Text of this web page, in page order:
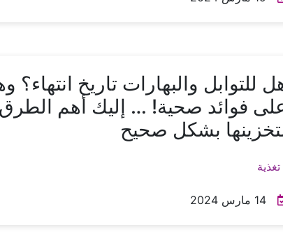
للتوابل والبهارات تاريخ انتهاء؟
فوائد صحية! … إليك أهم
بشكل صحيح
تغذية
14 مارس 2024